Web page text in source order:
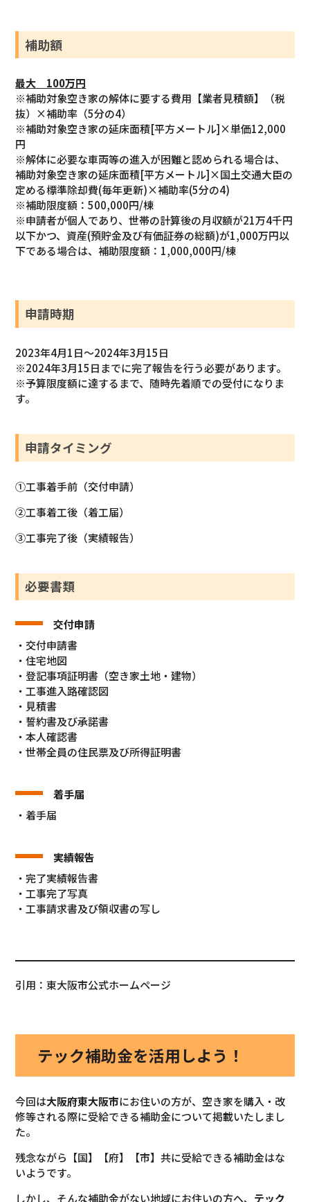
補助額
最大 100万円
※補助対象空き家の解体に要する費用【業者見積額】（税
抜）×補助率（5分の4）
※補助対象空き家の延床面積[平方メートル]×単価12,000
円
※解体に必要な車両等の進入が困難と認められる場合は、
補助対象空き家の延床面積[平方メートル]×国土交通大臣の
定める標準除却費(毎年更新)×補助率(5分の4)
※補助限度額：500,000円/棟
※申請者が個人であり、世帯の計算後の月収額が21万4千円
以下かつ、資産(預貯金及び有価証券の総額)が1,000万円以
下である場合は、補助限度額：1,000,000円/棟
申請時期
2023年4月1日～2024年3月15日
※2024年3月15日までに完了報告を行う必要があります。
※予算限度額に達するまで、随時先着順での受付になりま
す。
申請タイミング
①工事着手前（交付申請）
②工事着工後（着工届）
③工事完了後（実績報告）
必要書類
交付申請
・交付申請書
・住宅地図
・登記事項証明書（空き家土地・建物）
・工事進入路確認図
・見積書
・誓約書及び承諾書
・本人確認書
・世帯全員の住民票及び所得証明書
着手届
・着手届
実績報告
・完了実績報告書
・工事完了写真
・工事請求書及び領収書の写し
引用：東大阪市公式ホームページ
テック補助金を活用しよう！
今回は大阪府東大阪市にお住いの方が、空き家を購入・改
修等される際に受給できる補助金について掲載いたしまし
た。
残念ながら【国】【府】【市】共に受給できる補助金はな
いようです。
しかし、そんな補助金がない地域にお住いの方へ、 テック